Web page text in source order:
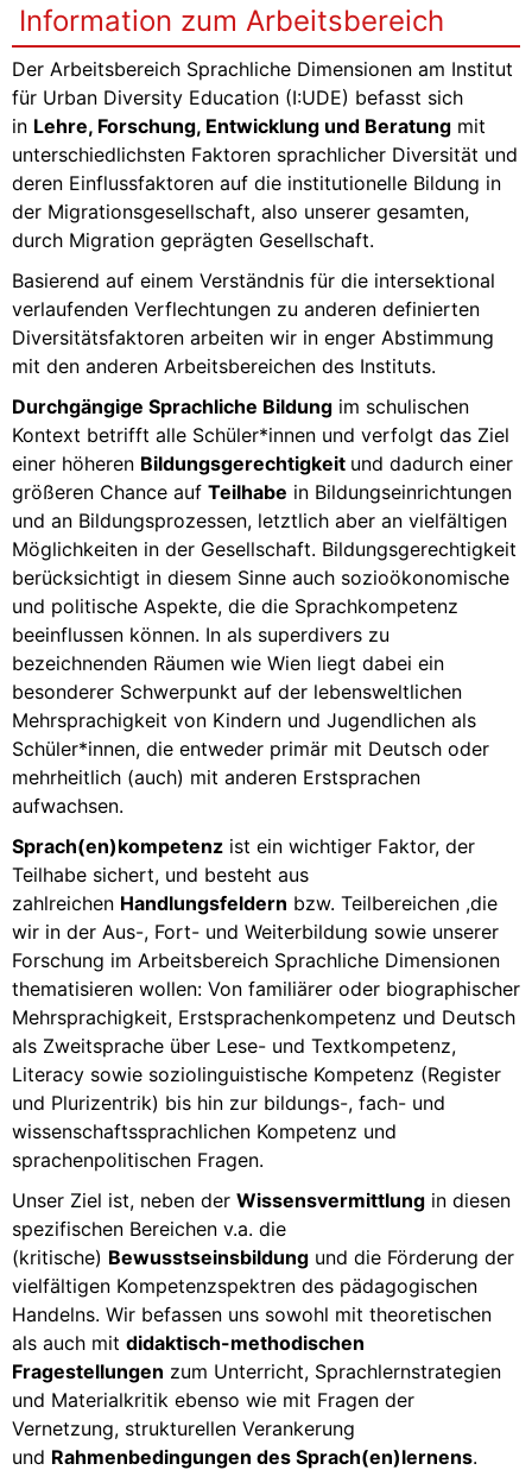
Information zum Arbeitsbereich
Der Arbeitsbereich Sprachliche Dimensionen am Institut
für Urban Diversity Education (I:UDE) befasst sich
in Lehre, Forschung, Entwicklung und Beratung mit
unterschiedlichsten Faktoren sprachlicher Diversität und
deren Einflussfaktoren auf die institutionelle Bildung in
der Migrationsgesellschaft, also unserer gesamten,
durch Migration geprägten Gesellschaft.
Basierend auf einem Verständnis für die intersektional
verlaufenden Verflechtungen zu anderen definierten
Diversitätsfaktoren arbeiten wir in enger Abstimmung
mit den anderen Arbeitsbereichen des Instituts.
Durchgängige Sprachliche Bildung im schulischen
Kontext betrifft alle Schüler*innen und verfolgt das Ziel
einer höheren Bildungsgerechtigkeit und dadurch einer
größeren Chance auf Teilhabe in Bildungseinrichtungen
und an Bildungsprozessen, letztlich aber an vielfältigen
Möglichkeiten in der Gesellschaft. Bildungsgerechtigkeit
berücksichtigt in diesem Sinne auch sozioökonomische
und politische Aspekte, die die Sprachkompetenz
beeinflussen können. In als superdivers zu
bezeichnenden Räumen wie Wien liegt dabei ein
besonderer Schwerpunkt auf der lebensweltlichen
Mehrsprachigkeit von Kindern und Jugendlichen als
Schüler*innen, die entweder primär mit Deutsch oder
mehrheitlich (auch) mit anderen Erstsprachen
aufwachsen.
Sprach(en)kompetenz ist ein wichtiger Faktor, der
Teilhabe sichert, und besteht aus
zahlreichen Handlungsfeldern bzw. Teilbereichen ,die
wir in der Aus-, Fort- und Weiterbildung sowie unserer
Forschung im Arbeitsbereich Sprachliche Dimensionen
thematisieren wollen: Von familiärer oder biographischer
Mehrsprachigkeit, Erstsprachenkompetenz und Deutsch
als Zweitsprache über Lese- und Textkompetenz,
Literacy sowie soziolinguistische Kompetenz (Register
und Plurizentrik) bis hin zur bildungs-, fach- und
wissenschaftssprachlichen Kompetenz und
sprachenpolitischen Fragen.
Unser Ziel ist, neben der Wissensvermittlung in diesen
spezifischen Bereichen v.a. die
(kritische) Bewusstseinsbildung und die Förderung der
vielfältigen Kompetenzspektren des pädagogischen
Handelns. Wir befassen uns sowohl mit theoretischen
als auch mit didaktisch-methodischen
Fragestellungen zum Unterricht, Sprachlernstrategien
und Materialkritik ebenso wie mit Fragen der
Vernetzung, strukturellen Verankerung
und Rahmenbedingungen des Sprach(en)lernens.